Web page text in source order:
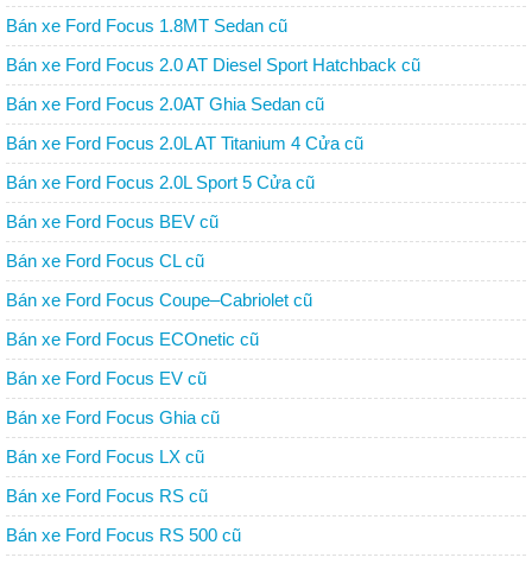
Bán xe Ford Focus 1.8MT Sedan cũ
Bán xe Ford Focus 2.0 AT Diesel Sport Hatchback cũ
Bán xe Ford Focus 2.0AT Ghia Sedan cũ
Bán xe Ford Focus 2.0L AT Titanium 4 Cửa cũ
Bán xe Ford Focus 2.0L Sport 5 Cửa cũ
Bán xe Ford Focus BEV cũ
Bán xe Ford Focus CL cũ
Bán xe Ford Focus Coupe–Cabriolet cũ
Bán xe Ford Focus ECOnetic cũ
Bán xe Ford Focus EV cũ
Bán xe Ford Focus Ghia cũ
Bán xe Ford Focus LX cũ
Bán xe Ford Focus RS cũ
Bán xe Ford Focus RS 500 cũ